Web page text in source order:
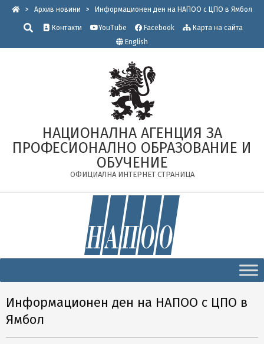
Skip
content
> Архив новини >
Информационен ден на НАПОО с ЦПО в Ямбол
Търсене
Контакти YouTube Facebook
Карта на сайта
English
НАЦИОНАЛНА АГЕНЦИЯ ЗА
ПРОФЕСИОНАЛНО ОБРАЗОВАНИЕ И
ОБУЧЕНИЕ
ОФИЦИАЛНА ИНТЕРНЕТ СТРАНИЦА
Navigation
Информационен ден на НАПОО с ЦПО в
Ямбол